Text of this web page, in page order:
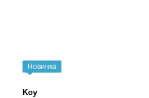
Новинка
Koy